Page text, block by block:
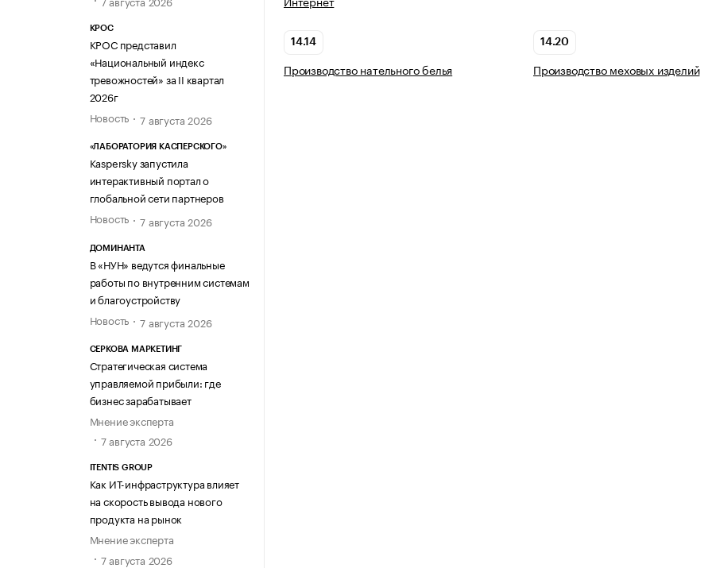
КРОС
КРОС представил
«Национальный индекс
тревожностей» за II квартал
2026г
Новость
7 августа 2026
«ЛАБОРАТОРИЯ КАСПЕРСКОГО»
Kaspersky запустила
интерактивный портал о
глобальной сети партнеров
Новость
7 августа 2026
ДОМИНАНТА
В «НУН» ведутся финальные
работы по внутренним системам
и благоустройству
Новость
7 августа 2026
СЕРКОВА МАРКЕТИНГ
Стратегическая система
управляемой прибыли: где
бизнес зарабатывает
Мнение эксперта
7 августа 2026
ITENTIS GROUP
Как ИТ-инфраструктура влияет
на скорость вывода нового
продукта на рынок
Мнение эксперта
7 августа 2026
14.14
Производство нательного белья
14.20
Производство меховых изделий